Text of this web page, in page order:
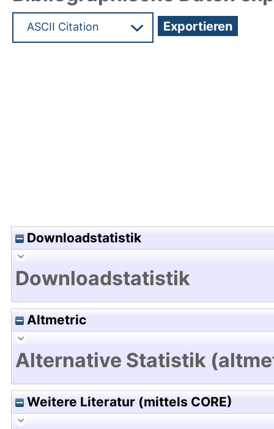
Downloadstatistik
Downloadstatistik
Altmetric
Alternative Statistik
Weitere Literatur (mittels CORE)